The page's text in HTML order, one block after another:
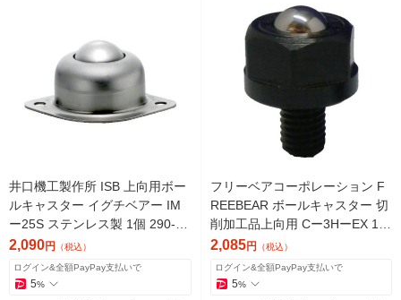
井口機工製作所 ISB 上向用ボー
ルキャスター イグチベアー IM
ー25S ステンレス製 1個 290-21
33（直送品）
2,090円 （税込）
ログイン&全額PayPay支払いで
5%
フリーベアコーポレーション F
REEBEAR ボールキャスター 切
削加工品上向用 Cー3HーEX 1個
829-0221（直送品）
2,085円 （税込）
ログイン&全額PayPay支払いで
5%